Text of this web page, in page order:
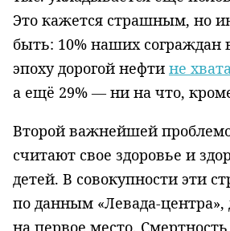
Это кажется страшным, но
быть: 10% наших сограждан
эпоху дорогой нефти не
а ещё 29% — ни на что,
Второй важнейшей
считают свое здоровье и
детей. В совокупности эти
по данным «Левада-
на первое место.